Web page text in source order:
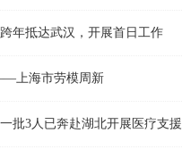
年抵达武汉，开展首日工作
上海市劳模周新
批3人已奔赴湖北开展医疗支援